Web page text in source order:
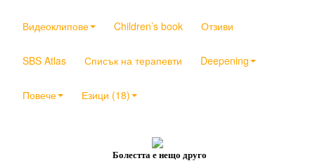
Видеоклипове Children’s book Отзиви
SBS Atlas Списък на терапевти Deepening
Повече Езици (18)
Болестта е нещо друго